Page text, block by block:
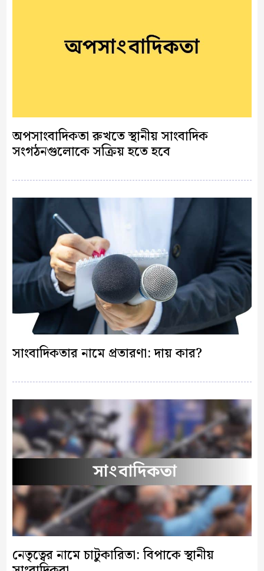
অপসাংবাদিকতা রুখতে স্থানীয় সাংবাদিক
সংগঠনগুলোকে সক্রিয় হতে হবে
সাংবাদিকতার নামে প্রতারণা: দায় কার?
নেতৃত্বের নামে চাটুকারিতা: বিপাকে স্থানীয়